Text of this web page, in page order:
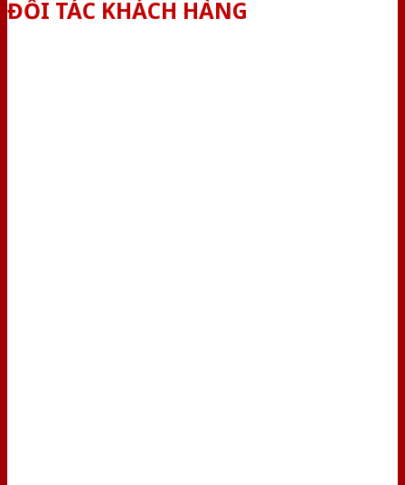
ĐỐI TÁC KHÁCH HÀNG